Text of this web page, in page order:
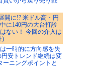
開に!? 米ドル高・円
に140円の大台打診
ない！ 今回の介入は
)
一時的に方向感を失
安トレンド継続は変
ーニングポイントと